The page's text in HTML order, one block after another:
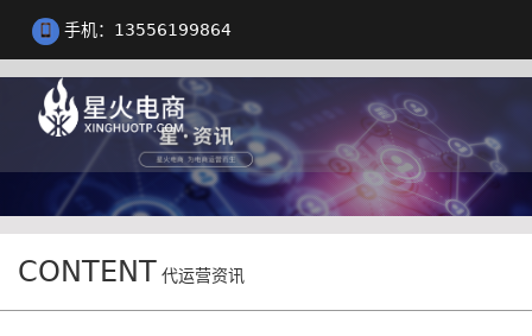
手机：13556199864
CONTENT 代运营资讯